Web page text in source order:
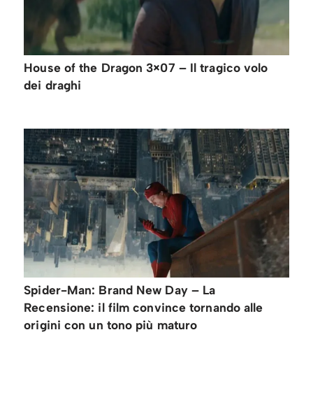
House of the Dragon 3×07 – Il tragico volo
dei draghi
Spider-Man: Brand New Day – La
Recensione: il film convince tornando alle
origini con un tono più maturo